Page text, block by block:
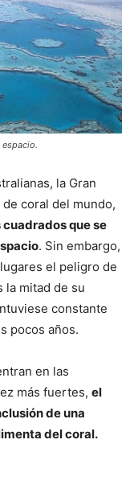
espacio.
la Gran
coral del mundo,
que se
. Sin embargo,
el peligro de
la mitad de su
constante
pocos años.
en las
más fuertes, el
de una
del coral.